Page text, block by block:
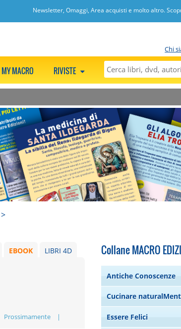
Newsletter, Omaggi, Area acquisti e molto altro.
Chi
MY MACRO RIVISTE
>
LIBRI 4D
EBOOK
Prossimamente
Collane MACRO
Antiche Conoscenze
Cucinare
Essere Felici